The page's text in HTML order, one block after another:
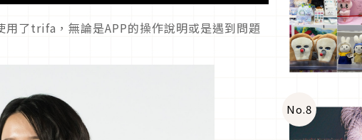
了trifa，無論是APP的操作說明或是遇到問題
No.8